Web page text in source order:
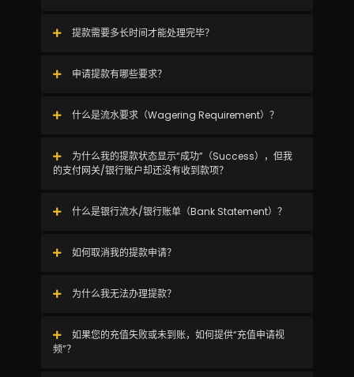
提款需要多长时间才能处理完毕？
申请提款有哪些要求？
什么是流水要求（Wagering Requirement）？
为什么我的提款状态显示“成功”（Success），但我
的支付网关/银行账户却还没有收到款项？
什么是银行流水/银行账单（Bank Statement）？
如何取消我的提款申请？
为什么我无法办理提款？
如果您的充值失败或未到账，如何提供“充值申请视
频”？